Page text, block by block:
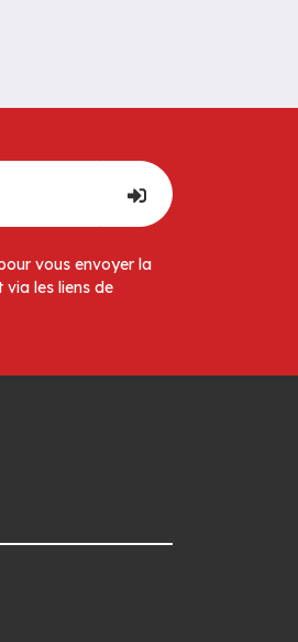
vous envoyer la
les liens de